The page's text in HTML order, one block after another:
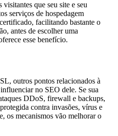
que seu site e seu
serviços de hospedagem
facilitando bastante o
antes de escolher uma
esse benefício.
outros pontos relacionados à
no SEO dele. Se sua
DDoS, firewall e backups,
contra invasões, vírus e
os mecanismos vão melhorar o